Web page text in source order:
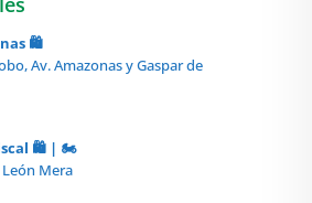
🛍️
Av. Amazonas y Gaspar de
🛍️ | 🏍️
León Mera